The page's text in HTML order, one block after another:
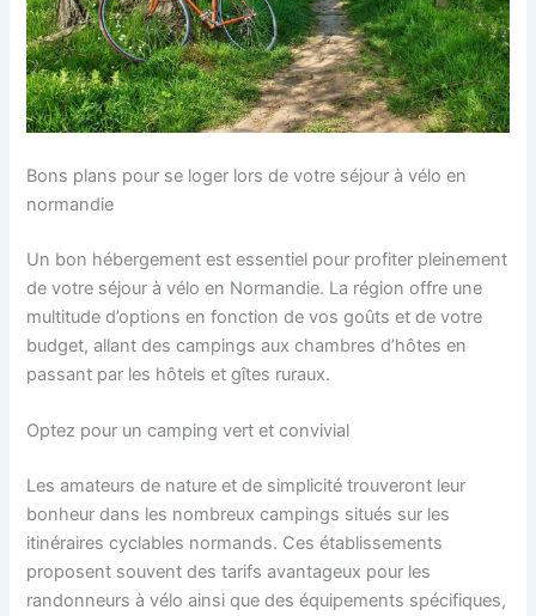
Bons plans pour se loger lors de votre séjour à vélo en
normandie
Un bon hébergement est essentiel pour profiter pleinement
de votre séjour à vélo en Normandie. La région offre une
multitude d’options en fonction de vos goûts et de votre
budget, allant des campings aux chambres d’hôtes en
passant par les hôtels et gîtes ruraux.
Optez pour un camping vert et convivial
Les amateurs de nature et de simplicité trouveront leur
bonheur dans les nombreux campings situés sur les
itinéraires cyclables normands. Ces établissements
proposent souvent des tarifs avantageux pour les
randonneurs à vélo ainsi que des équipements spécifiques,